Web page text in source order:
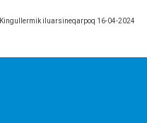
Kingullermik iluarsineqarpoq 16-04-2024